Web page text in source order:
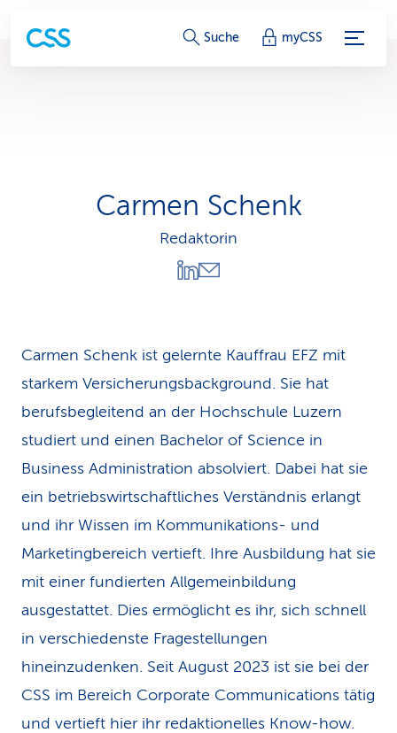
S
c
e
-
i
n
k
Suche myCSS
Carmen Schenk
Redaktorin
Carmen Schenk ist gelernte Kauffrau EFZ mit
starkem Versicherungsbackground. Sie hat
berufsbegleitend an der Hochschule Luzern
studiert und einen Bachelor of Science in
Business Administration absolviert. Dabei hat sie
ein betriebswirtschaftliches Verständnis erlangt
und ihr Wissen im Kommunikations- und
Marketingbereich vertieft. Ihre Ausbildung hat sie
mit einer fundierten Allgemeinbildung
ausgestattet. Dies ermöglicht es ihr, sich schnell
in verschiedenste Fragestellungen
hineinzudenken. Seit August 2023 ist sie bei der
CSS im Bereich Corporate Communications tätig
und vertieft hier ihr redaktionelles Know-how.